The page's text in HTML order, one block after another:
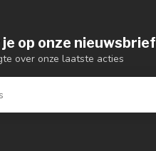
op onze nieuwsbrief
over onze laatste acties